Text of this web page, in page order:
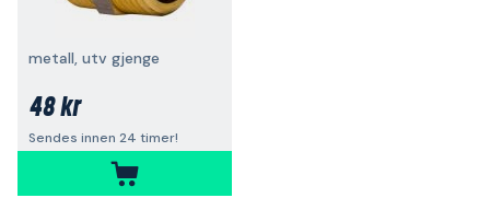
metall, utv gjenge
48 kr
Sendes innen 24 timer!